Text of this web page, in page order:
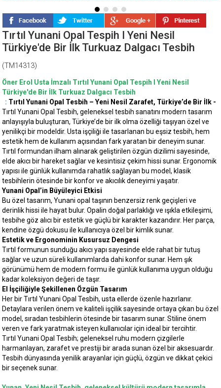
Tırtıl Yunani Opal Tespih I Yeni Nesil
Türkiye'de Bir İlk Turkuaz Dalgacı Tesbih
(TM14313)
Öner Erol Usta İmzalı Tırtıl Yunani Opal Tespih I Yeni Nesil
Türkiye'de Bir İlk Turkuaz Dalgacı Tesbih
: Tırtıl Yunani Opal Tesbih – Yeni Nesil Zarafet, Türkiye’de Bir İlk -
Tırtıl Yunani Opal Tesbih, geleneksel tesbih sanatını modern tasarım
anlayışıyla buluşturan, Türkiye’de bir ilk olma özelliği taşıyan özel ve
yenilikçi bir modeldir. Usta işçiliği ile tasarlanan bu eşsiz tesbih, hem
estetik hem de kullanım açısından fark yaratan bir deneyim sunar.
Tırtıl formundan ilham alınarak geliştirilen özgün dizilimi sayesinde,
elde akıcı bir hareket sağlar ve kesintisiz çekim hissi sunar. Ergonomik
yapısı ile günlük kullanımda rahatlık sağlayan bu model, klasik
tesbihlerin ötesinde bir konfor ve akıcılık deneyimi yaşatır.
Yunani Opal’in Büyüleyici Etkisi
Bu özel tasarım, Yunani opal taşının benzersiz renk geçişleri ve
derinlik hissi ile hayat bulur. Opalin doğal parlaklığı ve ışıkla etkileşimi,
tesbihe göz alıcı bir estetik ve güçlü bir karakter kazandırır. Her parça,
kendine özgü dokusu ile kullanıcıya özel bir kimlik sunar.
Estetik ve Ergonominin Kusursuz Dengesi
Tırtıl formunun sunduğu akıcı yapı sayesinde elde rahat bir tutuş
sağlar ve uzun süreli kullanımlarda dahi konfor sunar. Hem şık
görünümü hem de modern formu ile günlük kullanıma uygun olduğu
kadar koleksiyon değeri de taşır.
El İşçiliğiyle Şekillenen Özgün Tasarım
Her bir Tırtıl Yunani Opal Tesbih, usta ellerde özenle hazırlanır.
Detaylara verilen önem ve kaliteli işçilik sayesinde ortaya çıkan bu özel
model, sıradan tesbihlerin ötesinde bir tasarım sunar. Stiline önem
veren ve fark yaratmak isteyen kullanıcılar için ideal bir tercihtir.
Tırtıl Yunani Opal Tesbih; geleneksel ruhu modern çizgilerle
harmanlayan, zarafet ve prestiji bir arada sunan özel bir aksesuardır.
Tesbih dünyasında yenilik arayanlar için güçlü, özgün ve dikkat çekici
bir seçenek sunar.